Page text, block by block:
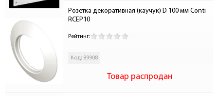
Розетка декоративная (каучук) D 100 мм Conti
RCEP10
Рейтинг:
Код: 89908
Товар распродан